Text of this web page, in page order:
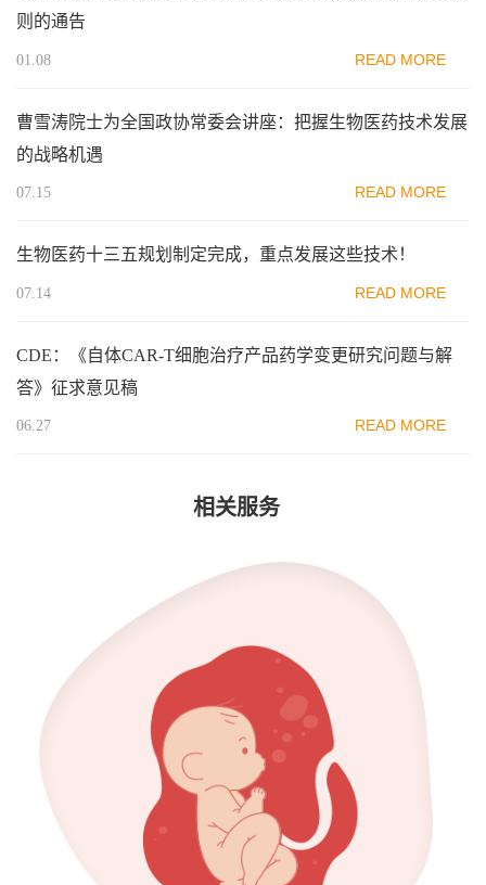
则的通告
01.08 READ MORE
曹雪涛院士为全国政协常委会讲座：把握生物医药技术发展
的战略机遇
07.15 READ MORE
生物医药十三五规划制定完成，重点发展这些技术！
07.14 READ MORE
CDE：《自体CAR-T细胞治疗产品药学变更研究问题与解
答》征求意见稿
06.27 READ MORE
相关服务